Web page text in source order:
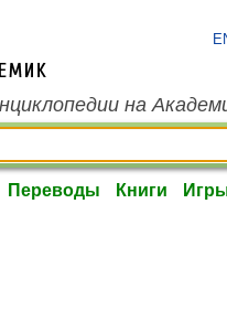
на
Переводы Книги